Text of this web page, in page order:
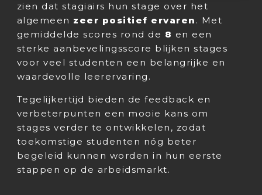
zien dat stagiairs hun stage over het
algemeen zeer positief ervaren . Met
gemiddelde scores rond de 8 en een
sterke aanbevelingsscore blijken stages
voor veel studenten een belangrijke en
waardevolle leerervaring.
Tegelijkertijd bieden de feedback en
verbeterpunten een mooie kans om
stages verder te ontwikkelen, zodat
toekomstige studenten nóg beter
begeleid kunnen worden in hun eerste
stappen op de arbeidsmarkt.